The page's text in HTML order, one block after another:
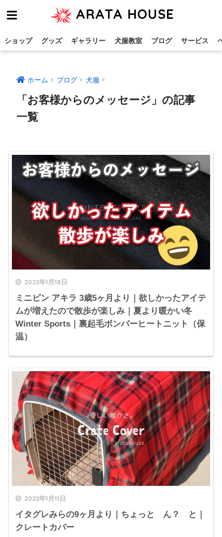
ARATA HOUSE
ショップ グッズ ギャラリー 犬服教室 ブログ サービス
ホーム ブログ 犬服
「お客様からのメッセージ」の記事
一覧
2022年1月18日
ミニピン アキラ 3歳5ヶ月より｜欲しかったアイテ
ムが増えたので散歩が楽しみ｜夏より暖かい冬
Winter Sports｜裏起毛ボンバーヒートニット（保
温）
2022年1月11日
イタグレみらの9ヶ月より｜ちょっと ん？ と｜
クレートカバー